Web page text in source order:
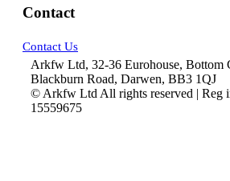
Contact
Contact Us
Arkfw Ltd, 32-36 Eurohouse, Bottom
Blackburn Road, Darwen, BB3 1QJ
© Arkfw Ltd All rights reserved | Reg
15559675